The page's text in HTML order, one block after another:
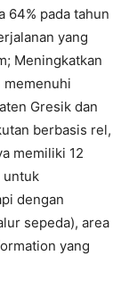
64% pada tahun
yang
Meningkatkan
memenuhi
Gresik dan
berbasis rel,
memiliki 12
untuk
dengan
sepeda), area
yang